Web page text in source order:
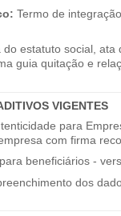
Termo de
do estatuto social, ata
guia quitação e
VIGENTES
para
com firma
beneficiários -
dos